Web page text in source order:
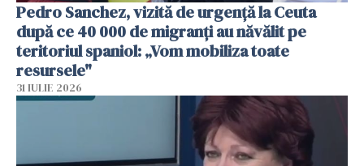
Pedro Sanchez, vizită de urgență la Ceuta
după ce 40 000 de migranți au năvălit pe
teritoriul spaniol: „Vom mobiliza toate
resursele"
31 IULIE 2026